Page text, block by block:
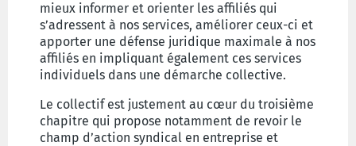
mieux informer et orienter les affiliés qui
s’adressent à nos services, améliorer ceux-ci et
apporter une défense juridique maximale à nos
affiliés en impliquant également ces services
individuels dans une démarche collective.
Le collectif est justement au cœur du troisième
chapitre qui propose notamment de revoir le
champ d’action syndical en entreprise et